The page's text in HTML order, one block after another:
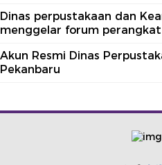
Dinas perpustakaan dan
menggelar forum
Akun Resmi Dinas
Pekanbaru